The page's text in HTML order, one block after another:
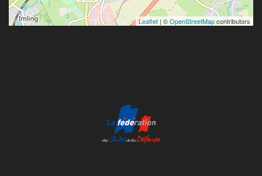
Leaflet | ©OpenStreetMapcontributors